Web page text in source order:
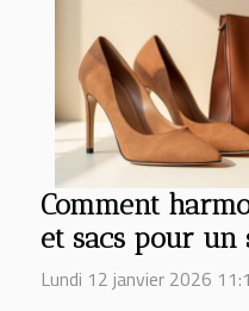
Comment
et sacs pour un
Lundi 12 janvier 2026